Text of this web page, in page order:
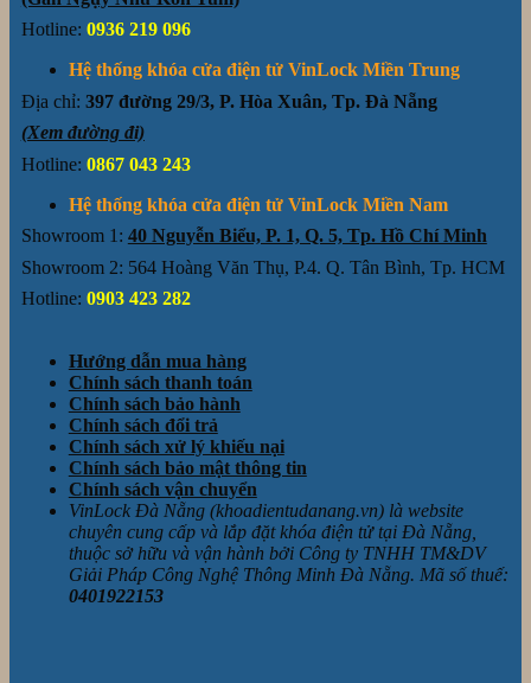
Hotline: 0936 219 096
Hệ thống khóa cửa điện tử VinLock Miền Trung
Địa chỉ: 397 đường 29/3, P. Hòa Xuân, Tp. Đà Nẵng
(Xem đường đi)
Hotline: 0867 043 243
Hệ thống khóa cửa điện tử VinLock Miền Nam
Showroom 1: 40 Nguyễn Biểu, P. 1, Q. 5, Tp. Hồ Chí Minh
Showroom 2: 564 Hoàng Văn Thụ, P.4. Q. Tân Bình, Tp. HCM
Hotline: 0903 423 282
Hướng dẫn mua hàng
Chính sách thanh toán
Chính sách bảo hành
Chính sách đổi trả
Chính sách xử lý khiếu nại
Chính sách bảo mật thông tin
Chính sách vận chuyển
VinLock Đà Nẵng (khoadientudanang.vn) là website
chuyên cung cấp và lắp đặt khóa điện tử tại Đà Nẵng,
thuộc sở hữu và vận hành bởi Công ty TNHH TM&DV
Giải Pháp Công Nghệ Thông Minh Đà Nẵng. Mã số thuế:
0401922153